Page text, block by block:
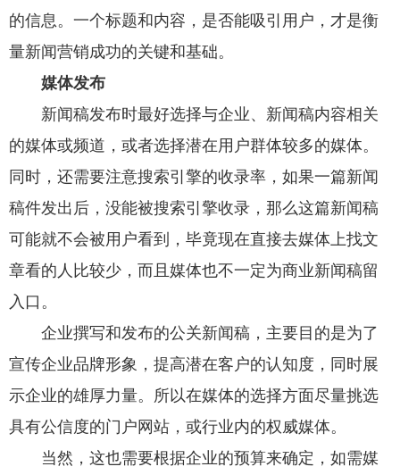
的信息。一个标题和内容，是否能吸引用户，才是衡
量新闻营销成功的关键和基础。
媒体发布
新闻稿发布时最好选择与企业、新闻稿内容相关
的媒体或频道，或者选择潜在用户群体较多的媒体。
同时，还需要注意搜索引擎的收录率，如果一篇新闻
稿件发出后，没能被搜索引擎收录，那么这篇新闻稿
可能就不会被用户看到，毕竟现在直接去媒体上找文
章看的人比较少，而且媒体也不一定为商业新闻稿留
入口。
企业撰写和发布的公关新闻稿，主要目的是为了
宣传企业品牌形象，提高潜在客户的认知度，同时展
示企业的雄厚力量。所以在媒体的选择方面尽量挑选
具有公信度的门户网站，或行业内的权威媒体。
当然，这也需要根据企业的预算来确定，如需媒